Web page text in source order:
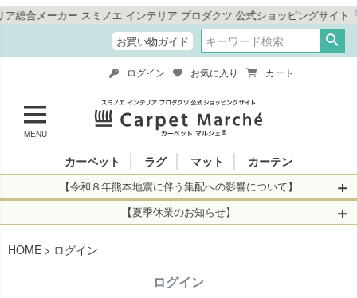
メーカー スミノエ インテリア プロダクツ 公式ショッピングサイト「カ
お買い物ガイド
MENU
ログイン お気に入り カート
カーペット ラグ マット カーテン
【令和８年熊本地震に伴う集配への影響について】
令和8年熊本地震により、お亡くなりになられた方々に深く
お見舞い申し上げます。 この地震の影響により、現在、一
【夏季休業のお知らせ】
当店は は2026年8月11日(火)～2026年8月16日(日)
休業中のご注文に関しては自動返信メールは届きますが、
HOME ログイン
ログイン